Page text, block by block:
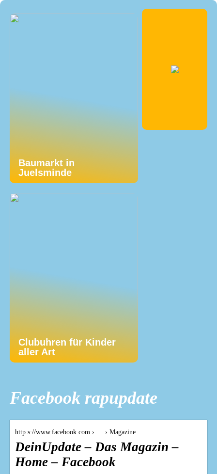
Baumarkt in
Juelsminde
Clubuhren für Kinder
aller Art
Facebook rapupdate
http s://www.facebook.com › … › Magazine
DeinUpdate – Das Magazin –
Home – Facebook